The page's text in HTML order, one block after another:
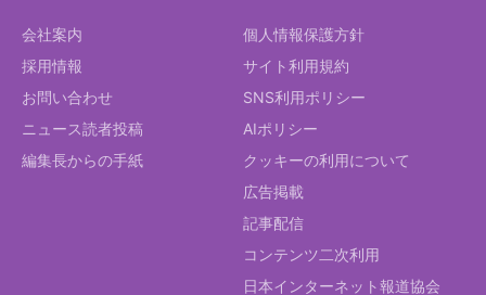
会社案内
採用情報
お問い合わせ
ニュース読者投稿
編集長からの手紙
個人情報保護方針
サイト利用規約
SNS利用ポリシー
AIポリシー
クッキーの利用について
広告掲載
記事配信
コンテンツ二次利用
日本インターネット報道協会